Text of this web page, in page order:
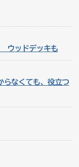
ッドデッキも
らなくても、役立つ